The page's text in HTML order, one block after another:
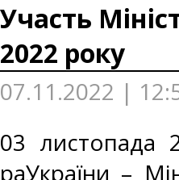
Участь
2022 року
07.11.2022 |
03 листопада
раУкраїни –